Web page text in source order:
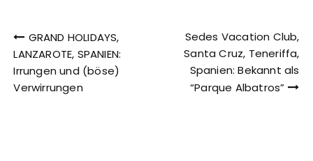
Beitragsnavigation
GRAND HOLIDAYS,
LANZAROTE, SPANIEN:
Irrungen und (böse)
Verwirrungen
Sedes Vacation Club,
Santa Cruz, Teneriffa,
Spanien: Bekannt als
“Parque Albatros”